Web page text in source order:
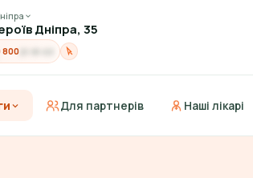
Дніпра, 35
80021-91-03
Для партнерів Наші лікарі